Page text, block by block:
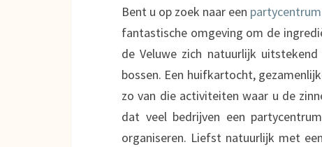
Bent u op zoek naar een
fantastische omgeving om de
de Veluwe zich natuurlijk
bossen. Een huifkartocht,
zo van die activiteiten waar u de
dat veel bedrijven een
organiseren. Liefst natuurlijk met